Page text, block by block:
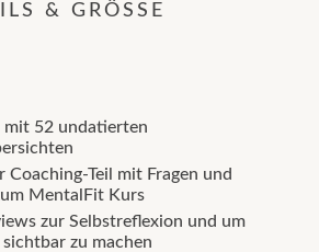
& GRÖSSE
mit 52 undatierten
Coaching-Teil mit Fragen und
MentalFit Kurs
zur Selbstreflexion und um
zu machen